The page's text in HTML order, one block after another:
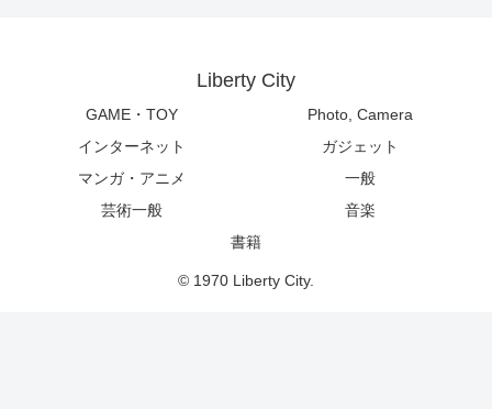
Liberty City
GAME・TOY
Photo, Camera
インターネット
ガジェット
マンガ・アニメ
一般
芸術一般
音楽
書籍
© 1970 Liberty City.